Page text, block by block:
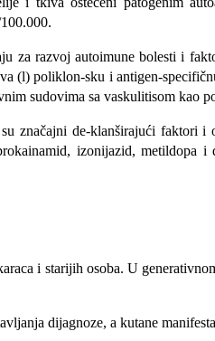
za razvoj autoimune bolesti i
(l) poliklon-sku i antigen-
sudovima sa vaskulitisom kao
de-klanširajući faktori i
izonijazid, metildopa
i starijih osoba. U
dijagno­ze, a kutane